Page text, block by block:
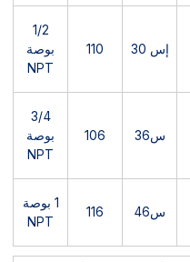
إس 30 110
1/2
بوصة
NPT
س36 106
3/4
بوصة
NPT
س46 116
1 بوصة
NPT